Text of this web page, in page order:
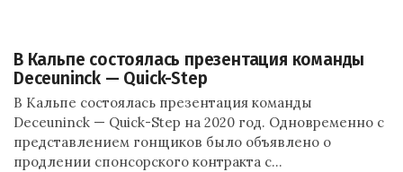
В Кальпе состоялась презентация команды
Deceuninck — Quick-Step
В Кальпе состоялась презентация команды
Deceuninck — Quick-Step на 2020 год. Одновременно с
представлением гонщиков было объявлено о
продлении спонсорского контракта с…